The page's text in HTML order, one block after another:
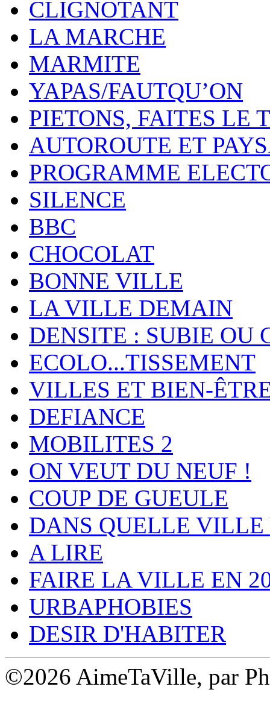
CLIGNOTANT
LA MARCHE
MARMITE
YAPAS/FAUTQU’ON
PIETONS, FAITES LE
AUTOROUTE ET
PROGRAMME
SILENCE
BBC
CHOCOLAT
BONNE VILLE
LA VILLE DEMAIN
DENSITE : SUBIE OU
ECOLO...TISSEMENT
VILLES ET BIEN-
DEFIANCE
MOBILITES 2
ON VEUT DU NEUF !
COUP DE GUEULE
DANS QUELLE
A LIRE
FAIRE LA VILLE EN
URBAPHOBIES
DESIR D'HABITER
©2026 AimeTaVille, par